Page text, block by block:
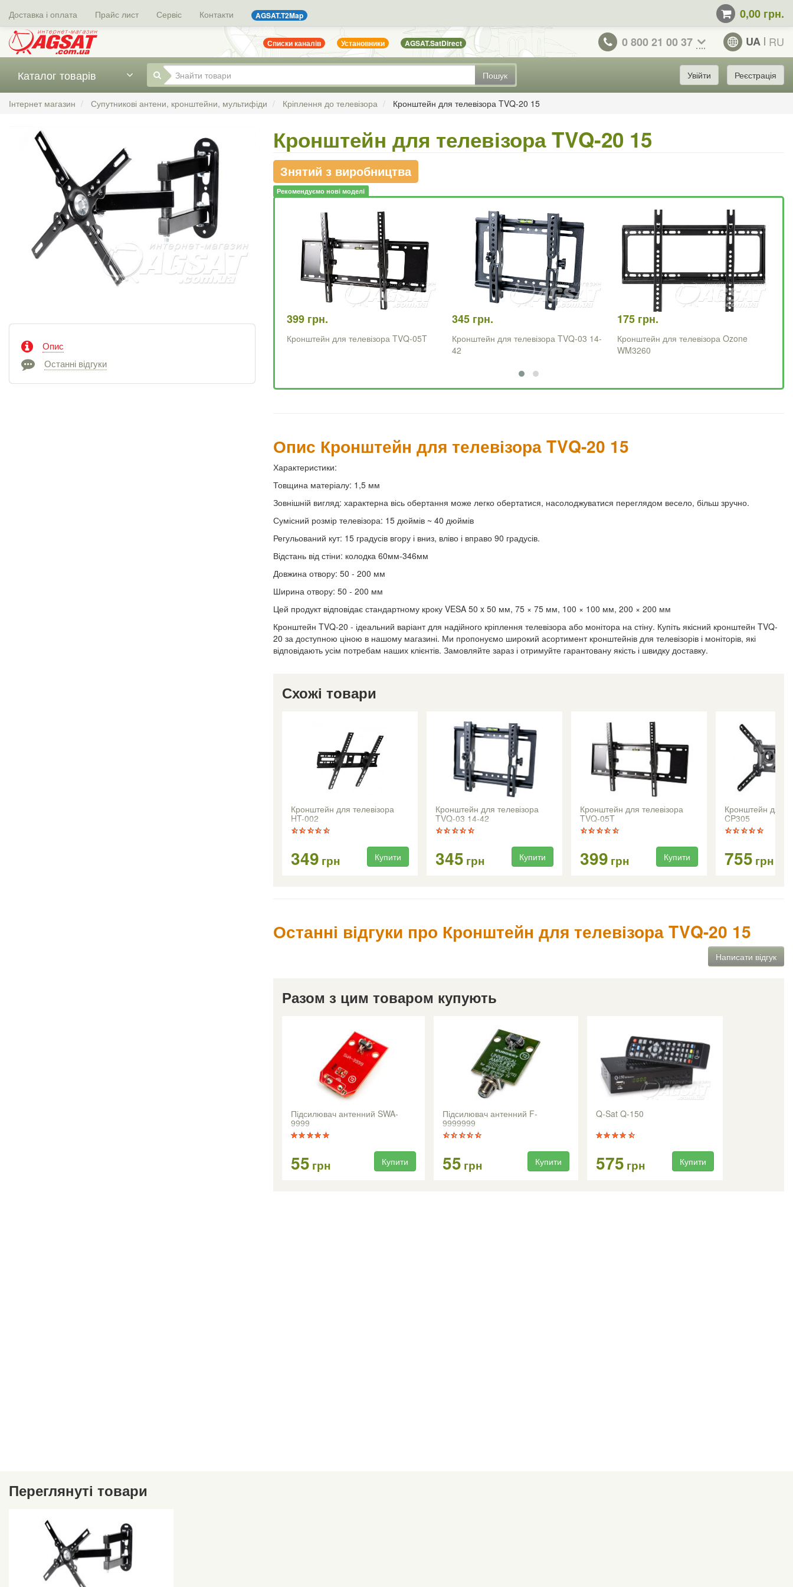
Доставка і оплата Прайс лист Сервіс Контакти AGSAT.T2Map 0,00 грн.
Списки каналів Установники AGSAT.SatDirect 0 800 21 00 37 UA RU
Пошук
Каталог товарів Увійти Реєстрація
Інтернет магазин Супутникові антени, кронштейни, мультифіди Кріплення до телевізора Кронштейн для телевізора TVQ-20 15
Опис
Останні відгуки
Кронштейн для телевізора TVQ-20 15
Знятий з виробництва
Рекомендуємо нові моделі
399 грн.
Кронштейн для телевізора TVQ-05T
345 грн.
Кронштейн для телевізора TVQ-03 14-
42
175 грн.
Кронштейн для телевізора Ozone
WM3260
Опис Кронштейн для телевізора TVQ-20 15
Характеристики:
Товщина матеріалу: 1,5 мм
Зовнішній вигляд: характерна вісь обертання може легко обертатися, насолоджуватися переглядом весело, більш зручно.
Сумісний розмір телевізора: 15 дюймів ~ 40 дюймів
Регульований кут: 15 градусів вгору і вниз, вліво і вправо 90 градусів.
Відстань від стіни: колодка 60мм-346мм
Довжина отвору: 50 - 200 мм
Ширина отвору: 50 - 200 мм
Цей продукт відповідає стандартному кроку VESA 50 x 50 мм, 75 × 75 мм, 100 × 100 мм, 200 × 200 мм
Кронштейн TVQ-20 - ідеальний варіант для надійного кріплення телевізора або монітора на стіну. Купіть якісний кронштейн TVQ-
20 за доступною ціною в нашому магазині. Ми пропонуємо широкий асортимент кронштейнів для телевізорів і моніторів, які
відповідають усім потребам наших клієнтів. Замовляйте зараз і отримуйте гарантовану якість і швидку доставку.
Схожі товари
Кронштейн для телевізора
HT-002
349 грн Купити
Кронштейн для телевізора
TVQ-03 14-42
345 грн Купити
Кронштейн для телевізора
TVQ-05T
399 грн Купити
Кронштейн для
CP305
755 грн
Останні відгуки про Кронштейн для телевізора TVQ-20 15
Написати відгук
Разом з цим товаром купують
Підсилювач антенний SWA-
9999
55 грн Купити
Підсилювач антенний F-
9999999
55 грн Купити
Q-Sat Q-150
575 грн Купити
Переглянуті товари